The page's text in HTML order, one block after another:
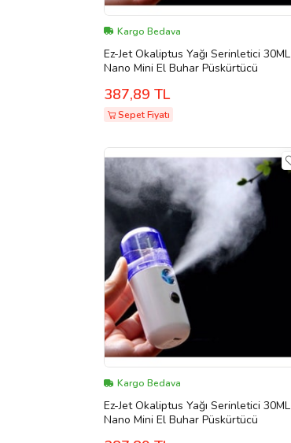
Kargo Bedava
Ez-Jet Okaliptus Yağı Serinletici 30ML
Nano Mini El Buhar Püskürtücü
387,89 TL
Sepet Fiyatı
Kargo Bedava
Ez-Jet Okaliptus Yağı Serinletici 30ML
Nano Mini El Buhar Püskürtücü